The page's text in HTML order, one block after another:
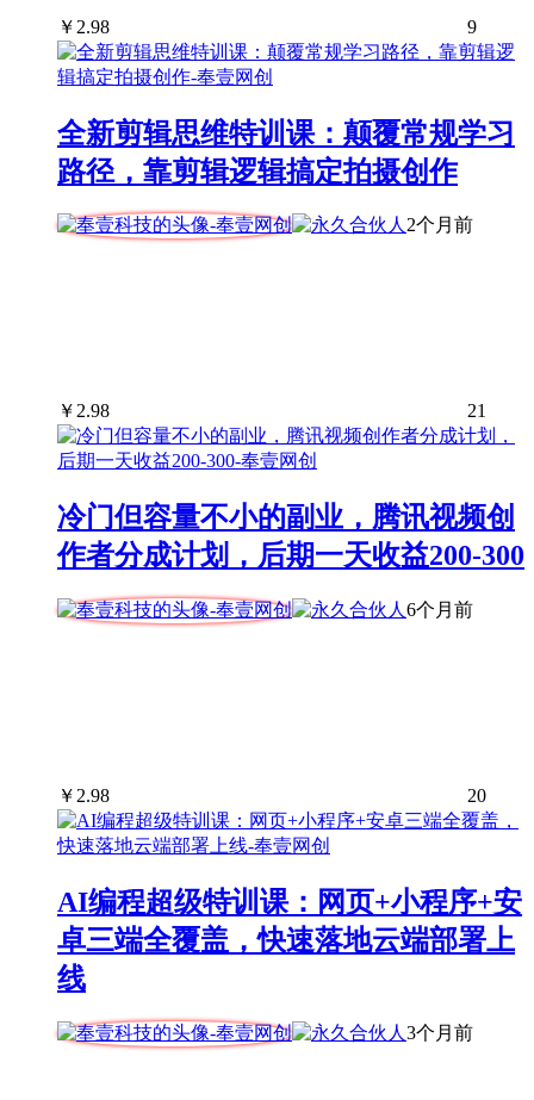
￥ 2.98 9
全新剪辑思维特训课：颠覆常规学习
路径，靠剪辑逻辑搞定拍摄创作
2个月前
￥2.98 21
冷门但容量不小的副业，腾讯视频创
作者分成计划，后期一天收益200-300
6个月前
￥ 2.98 20
AI编程超级特训课：网页+小程序+安
卓三端全覆盖，快速落地云端部署上
线
3个月前